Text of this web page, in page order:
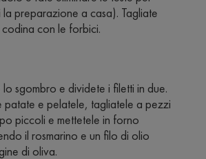
la preparazione a casa). Tagliate
con le forbici.
lo sgombro e dividete i filetti in due.
patate e pelatele, tagliatele a pezzi
piccoli e mettetele in forno
il rosmarino e un filo di olio
di oliva.